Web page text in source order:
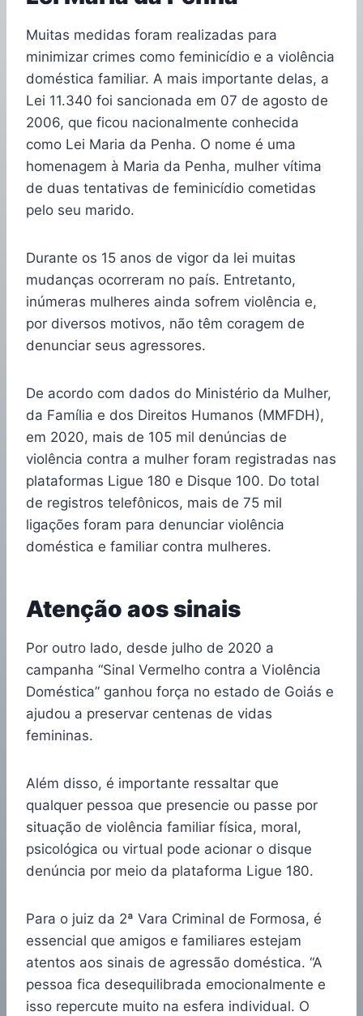
Muitas medidas foram realizadas para
minimizar crimes como feminicídio e a violência
doméstica familiar. A mais importante delas, a
Lei 11.340 foi sancionada em 07 de agosto de
2006, que ficou nacionalmente conhecida
como Lei Maria da Penha. O nome é uma
homenagem à Maria da Penha, mulher vítima
de duas tentativas de feminicídio cometidas
pelo seu marido.
Durante os 15 anos de vigor da lei muitas
mudanças ocorreram no país. Entretanto,
inúmeras mulheres ainda sofrem violência e,
por diversos motivos, não têm coragem de
denunciar seus agressores.
De acordo com dados do Ministério da Mulher,
da Família e dos Direitos Humanos (MMFDH),
em 2020, mais de 105 mil denúncias de
violência contra a mulher foram registradas nas
plataformas Ligue 180 e Disque 100. Do total
de registros telefônicos, mais de 75 mil
ligações foram para denunciar violência
doméstica e familiar contra mulheres.
Atenção aos sinais
Por outro lado, desde julho de 2020 a
campanha “Sinal Vermelho contra a Violência
Doméstica” ganhou força no estado de Goiás e
ajudou a preservar centenas de vidas
femininas.
Além disso, é importante ressaltar que
qualquer pessoa que presencie ou passe por
situação de violência familiar física, moral,
psicológica ou virtual pode acionar o disque
denúncia por meio da plataforma Ligue 180.
Para o juiz da 2ª Vara Criminal de Formosa, é
essencial que amigos e familiares estejam
atentos aos sinais de agressão doméstica. “A
pessoa fica desequilibrada emocionalmente e
isso repercute muito na esfera individual. O